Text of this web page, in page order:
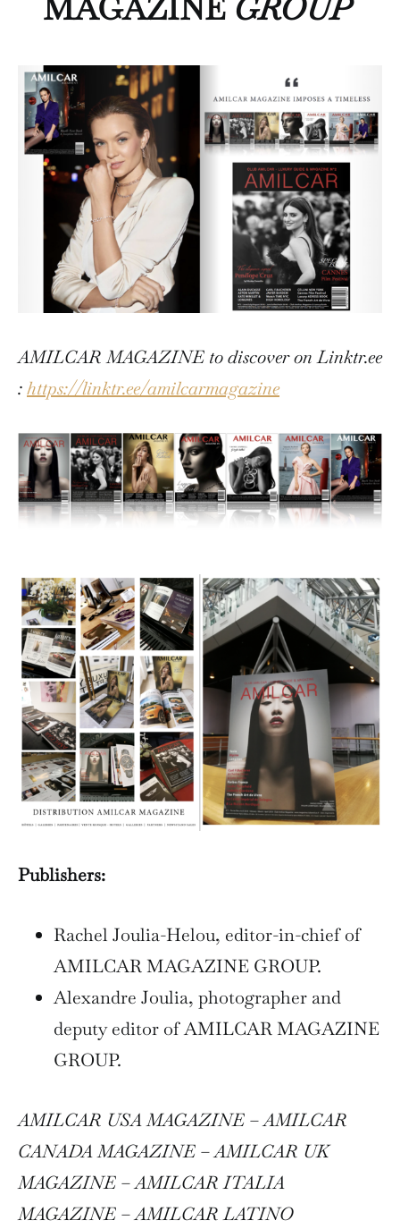
MAGAZINE GROUP
AMILCAR MAGAZINE to discover on Linktr.ee
:https://linktr.ee/amilcarmagazine
Publishers:
Rachel Joulia-Helou, editor-in-chief of
AMILCAR MAGAZINE GROUP.
Alexandre Joulia, photographer and
deputy editor of AMILCAR MAGAZINE
GROUP.
AMILCAR USA MAGAZINE – AMILCAR
CANADA MAGAZINE – AMILCAR UK
MAGAZINE – AMILCAR ITALIA
MAGAZINE – AMILCAR LATINO